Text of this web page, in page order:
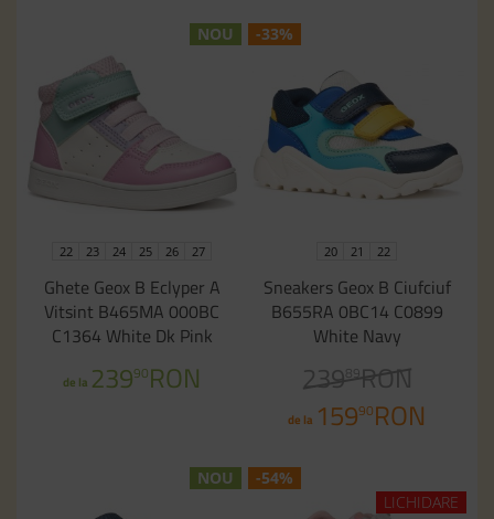
NOU
22 23 24 25 26 27
Ghete Geox B Eclyper A
Vitsint B465MA 000BC
C1364 White Dk Pink
de la 23990RON
-33%
20 21 22
Sneakers Geox B Ciufciuf
B655RA 0BC14 C0899
White Navy
239 89RON
de la 15990RON
NOU
-54%
LICHIDARE